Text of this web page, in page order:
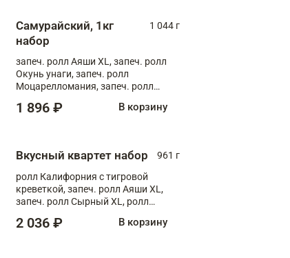
Самурайский, 1кг
набор
1 044 г
запеч. ролл Аяши XL, запеч. ролл
Окунь унаги, запеч. ролл
Моцарелломания, запеч. ролл
1 896 ₽ В корзину
Вкусный квартет набор
961 г
ролл Калифорния с тигровой
креветкой, запеч. ролл Аяши XL,
запеч. ролл Сырный XL, ролл
2 036 ₽ В корзину